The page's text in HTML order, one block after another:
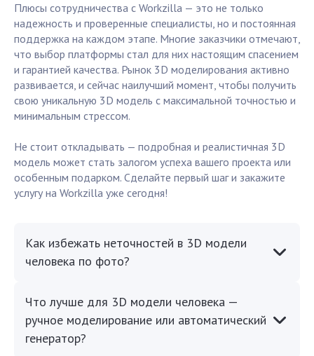
Плюсы сотрудничества с Workzilla — это не только
надежность и проверенные специалисты, но и постоянная
поддержка на каждом этапе. Многие заказчики отмечают,
что выбор платформы стал для них настоящим спасением
и гарантией качества. Рынок 3D моделирования активно
развивается, и сейчас наилучший момент, чтобы получить
свою уникальную 3D модель с максимальной точностью и
минимальным стрессом.
Не стоит откладывать — подробная и реалистичная 3D
модель может стать залогом успеха вашего проекта или
особенным подарком. Сделайте первый шаг и закажите
услугу на Workzilla уже сегодня!
Как избежать неточностей в 3D модели
человека по фото?
Что лучше для 3D модели человека —
ручное моделирование или автоматический
генератор?